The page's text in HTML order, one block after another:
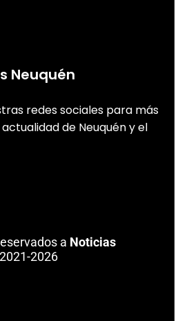
Neuquén
redes sociales para más
de Neuquén y el
a Noticias
2026